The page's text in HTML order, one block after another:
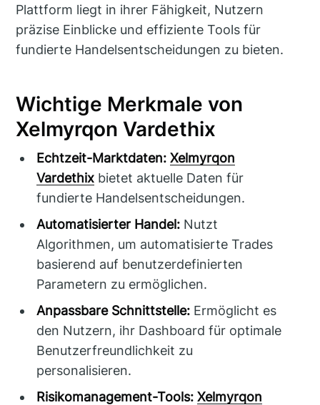
Plattform liegt in ihrer Fähigkeit, Nutzern
präzise Einblicke und effiziente Tools für
fundierte Handelsentscheidungen zu bieten.
Wichtige Merkmale von
Xelmyrqon Vardethix
Echtzeit-Marktdaten: Xelmyrqon
Vardethix bietet aktuelle Daten für
fundierte Handelsentscheidungen.
Automatisierter Handel: Nutzt
Algorithmen, um automatisierte Trades
basierend auf benutzerdefinierten
Parametern zu ermöglichen.
Anpassbare Schnittstelle: Ermöglicht es
den Nutzern, ihr Dashboard für optimale
Benutzerfreundlichkeit zu
personalisieren.
Risikomanagement-Tools: Xelmyrqon